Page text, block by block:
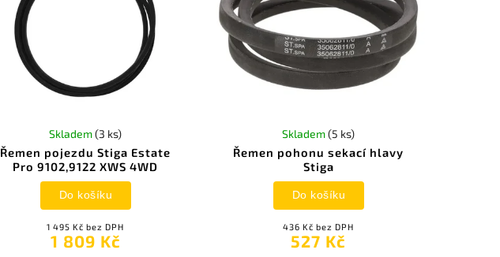
Řemen pojezdu Stiga Estate
Pro 9102,9122 XWS 4WD
Skladem(3 ks)
1 495 Kč bez DPH
1 809 Kč
Do košíku
Řemen pohonu sekací hlavy
Stiga
Skladem(5 ks)
436 Kč bez DPH
527 Kč
Do košíku